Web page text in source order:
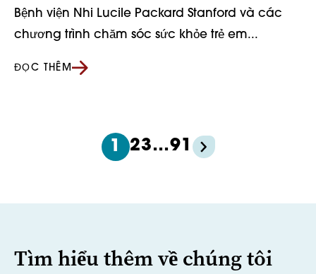
Bệnh viện Nhi Lucile Packard Stanford và các
chương trình chăm sóc sức khỏe trẻ em...
ĐỌC THÊM
1 23…91
Tìm hiểu thêm về chúng tôi